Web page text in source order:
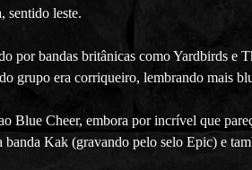
sentido leste.
por bandas britânicas como Yardbirds e
grupo era corriqueiro, lembrando mais
Blue Cheer, embora por incrível que
Kak (gravando pelo selo Epic) e